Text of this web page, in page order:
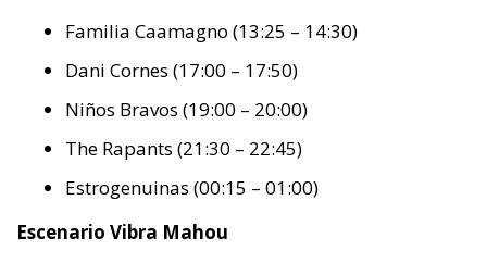
Familia Caamagno (13:25 – 14:30)
Dani Cornes (17:00 – 17:50)
Niños Bravos (19:00 – 20:00)
The Rapants (21:30 – 22:45)
Estrogenuinas (00:15 – 01:00)
Escenario Vibra Mahou